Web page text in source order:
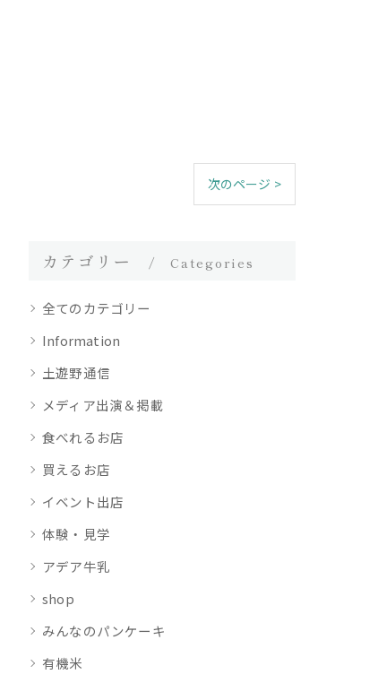
次のページ >
カテゴリー Categories
全てのカテゴリー
Information
土遊野通信
メディア出演＆掲載
食べれるお店
買えるお店
イベント出店
体験・見学
アデア牛乳
shop
みんなのパンケーキ
有機米